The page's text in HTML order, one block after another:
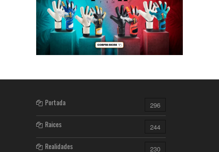
Portada 296
Raices 244
Realidades 230